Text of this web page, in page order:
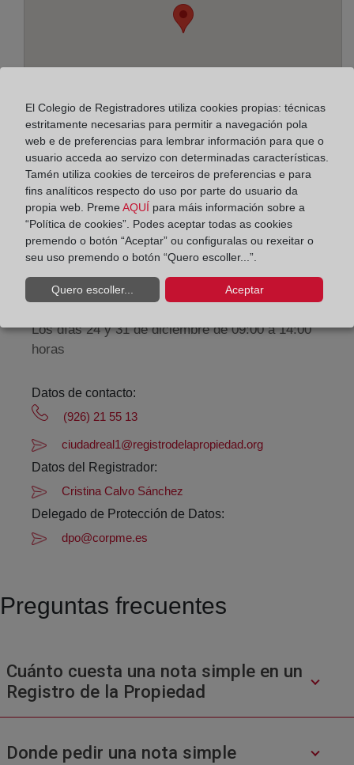
Enderezo:
Olivo, 18, 13002
Horario:
De lunes a viernes de 09:00 a 17:00 horas
Los días 24 y 31 de diciembre de 09:00 a 14:00
horas
Datos de contacto:
(926) 21 55 13
ciudadreal1@registrodelapropiedad.org
Datos del Registrador:
Cristina Calvo Sánchez
Delegado de Protección de Datos:
dpo@corpme.es
Preguntas frecuentes
Cuánto cuesta una nota simple en un
Registro de la Propiedad
Donde pedir una nota simple
El Colegio de Registradores utiliza cookies propias: técnicas
estritamente necesarias para permitir a navegación pola
web e de preferencias para lembrar información para que o
usuario acceda ao servizo con determinadas características.
Tamén utiliza cookies de terceiros de preferencias e para
fins analíticos respecto do uso por parte do usuario da
propia web. Preme AQUÍ para máis información sobre a
“Política de cookies”. Podes aceptar todas as cookies
premendo o botón “Aceptar” ou configuralas ou rexeitar o
seu uso premendo o botón “Quero escoller...”.
Quero escoller... Aceptar